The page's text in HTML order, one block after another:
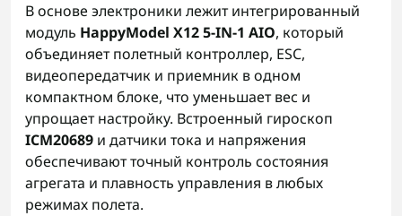
В основе электроники лежит интегрированный
модуль HappyModel X12 5-IN-1 AIO, который
объединяет полетный контроллер, ESC,
видеопередатчик и приемник в одном
компактном блоке, что уменьшает вес и
упрощает настройку. Встроенный гироскоп
ICM20689 и датчики тока и напряжения
обеспечивают точный контроль состояния
агрегата и плавность управления в любых
режимах полета.